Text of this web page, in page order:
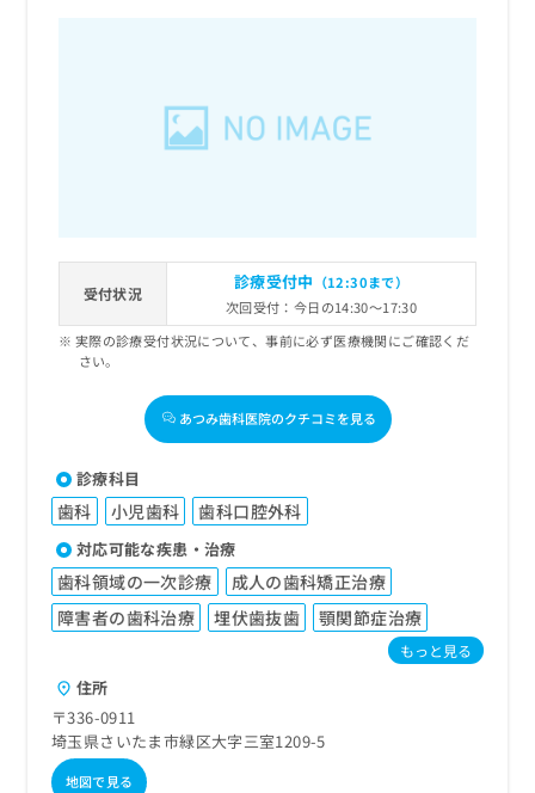
受付状況
診療受付中 （12:30まで）
次回受付：今日の14:30～17:30
実際の診療受付状況について、事前に必ず医療機関にご確認くだ
さい。
あつみ歯科医院のクチコミを見る
診療科目
歯科 小児歯科 歯科口腔外科
対応可能な疾患・治療
歯科領域の一次診療
成人の歯科矯正治療
障害者の歯科治療
埋伏歯抜歯 顎関節症治療
もっと見る
住所
〒336-0911
埼玉県さいたま市緑区大字三室1209-5
地図で見る